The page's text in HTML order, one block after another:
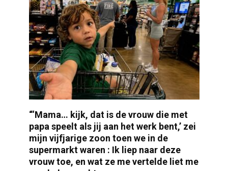
“‘Mama… kijk, dat is de vrouw die met
papa speelt als jij aan het werk bent,’ zei
mijn vijfjarige zoon toen we in de
supermarkt waren : Ik liep naar deze
vrouw toe, en wat ze me vertelde liet me